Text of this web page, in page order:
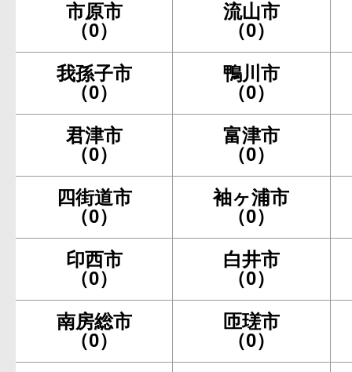
市原市
（0）
流山市
（0）
我孫子市
（0）
鴨川市
（0）
君津市
（0）
富津市
（0）
四街道市
（0）
袖ヶ浦市
（0）
印西市
（0）
白井市
（0）
南房総市
（0）
匝瑳市
（0）